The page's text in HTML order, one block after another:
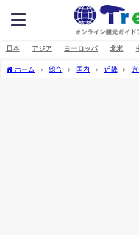
日本 アジア ヨーロッパ 北米
ホーム 総合 国内 近畿